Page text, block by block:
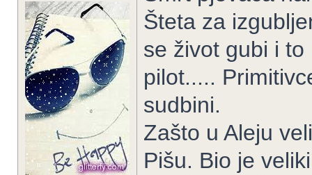
Šteta za
se život gubi i
pilot.....
sudbini.
Zašto u Aleju
Pišu. Bio je